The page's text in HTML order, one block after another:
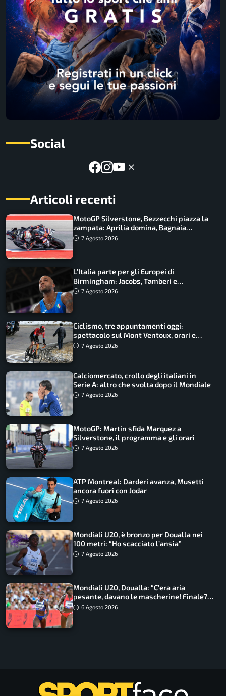
Social
Articoli recenti
MotoGP Silverstone, Bezzecchi piazza la
zampata: Aprilia domina, Bagnaia
costretto al Q1
7 Agosto 2026
L’Italia parte per gli Europei di
Birmingham: Jacobs, Tamberi e
Battocletti guidano una spedizione
7 Agosto 2026
Ciclismo, tre appuntamenti oggi:
spettacolo sul Mont Ventoux, orari e
come vederli
7 Agosto 2026
Calciomercato, crollo degli italiani in
Serie A: altro che svolta dopo il Mondiale
7 Agosto 2026
MotoGP: Martin sfida Marquez a
Silverstone, il programma e gli orari
7 Agosto 2026
ATP Montreal: Darderi avanza, Musetti
ancora fuori con Jodar
7 Agosto 2026
Mondiali U20, è bronzo per Doualla nei
100 metri: “Ho scacciato l’ansia”
7 Agosto 2026
Mondiali U20, Doualla: “C’era aria
pesante, davano le mascherine! Finale?
Non ho nulla da perdere”
6 Agosto 2026